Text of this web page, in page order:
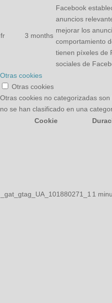
fr 3 months
Facebook
anuncios
mejorar los
comportamiento
tienen píxeles de
sociales de
Otras cookies
Otras cookies
Otras cookies no categorizadas
no se han clasificado en una
Cookie
_gat_gtag_UA_101880271_1 1